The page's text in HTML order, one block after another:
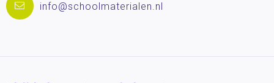
info@schoolmaterialen.nl